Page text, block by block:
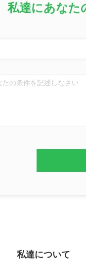
私達にあなた
私達について